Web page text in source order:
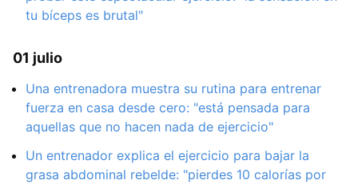
tu bíceps es brutal"
01 julio
Una entrenadora muestra su rutina para entrenar
fuerza en casa desde cero: "está pensada para
aquellas que no hacen nada de ejercicio"
Un entrenador explica el ejercicio para bajar la
grasa abdominal rebelde: "pierdes 10 calorías por